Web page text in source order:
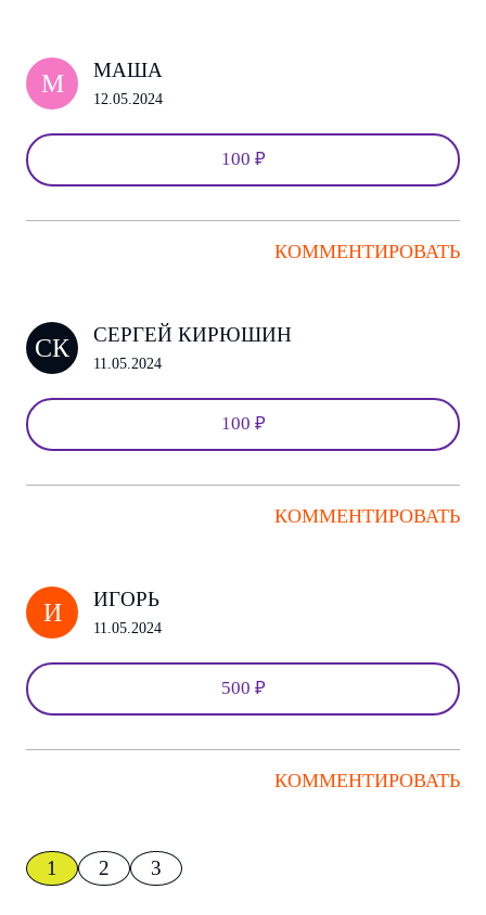
М МАША
12.05.2024
100 ₽
КОММЕНТИРОВАТЬ
СК СЕРГЕЙ КИРЮШИН
11.05.2024
100 ₽
КОММЕНТИРОВАТЬ
И ИГОРЬ
11.05.2024
500 ₽
КОММЕНТИРОВАТЬ
1 2 3